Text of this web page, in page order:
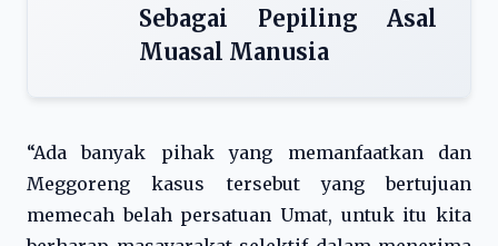
Sebagai Pepiling Asal
Muasal Manusia
“Ada banyak pihak yang memanfaatkan dan
Meggoreng kasus tersebut yang bertujuan
memecah belah persatuan Umat, untuk itu kita